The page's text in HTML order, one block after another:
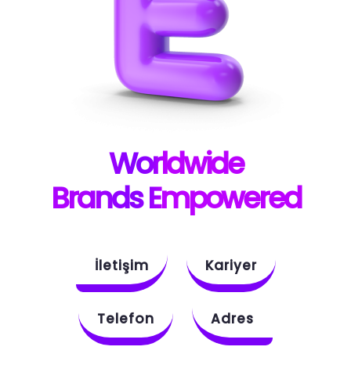
Worldwide
Brands Empowered
İletişim Kariyer
Telefon Adres